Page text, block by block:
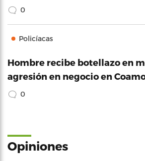
0
Policíacas
Hombre recibe botellazo en
agresión en negocio en
0
Opiniones